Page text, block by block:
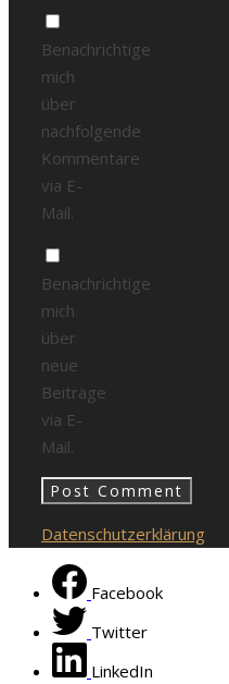
Benachrichtige
mich
über
nachfolgende
Kommentare
via E-
Mail.
Benachrichtige
mich
über
neue
Beiträge
via E-
Mail.
Datenschutzerklärung
Facebook
Twitter
LinkedIn